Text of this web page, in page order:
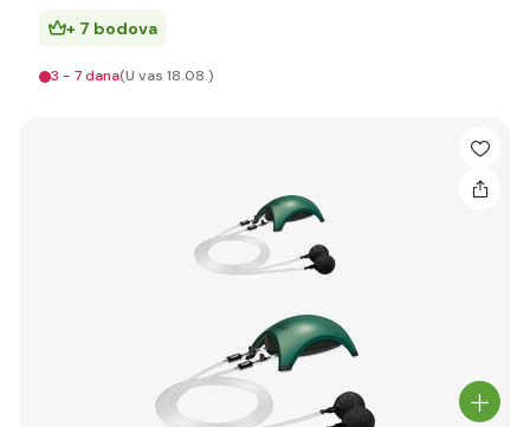
+ 7 bodova
3 - 7 dana(U vas 18.08.)